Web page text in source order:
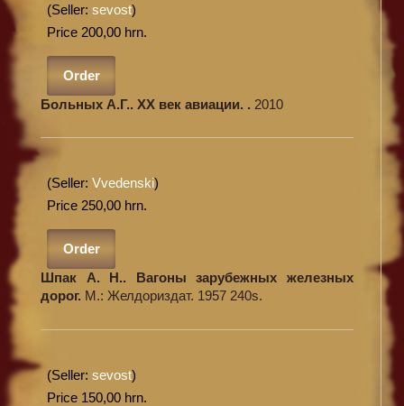
(Seller: sevost)
Price 200,00 hrn.
Order
Больных А.Г.. XX век авиации. . 2010
(Seller: Vvedenski)
Price 250,00 hrn.
Order
Шпак А. Н.. Вагоны зарубежных железных
дорог. М.: Желдориздат. 1957 240s.
(Seller: sevost)
Price 150,00 hrn.